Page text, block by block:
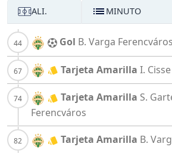
ALI. MINUTO
Gol B. Varga Ferencváros
Tarjeta Amarilla I. Cisse
Tarjeta Amarilla S.
Ferencváros
Tarjeta Amarilla B.